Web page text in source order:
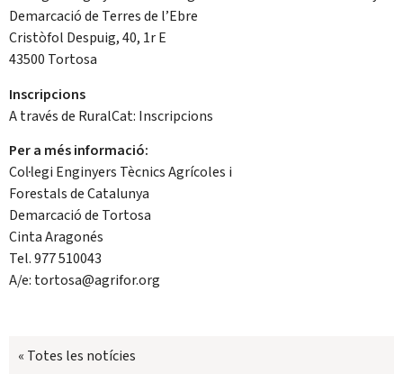
Demarcació de Terres de l’Ebre
Cristòfol Despuig, 40, 1r E
43500 Tortosa
Inscripcions
A través de RuralCat: Inscripcions
Per a més informació:
Col·legi Enginyers Tècnics Agrícoles i
Forestals de Catalunya
Demarcació de Tortosa
Cinta Aragonés
Tel. 977 510043
A/e: tortosa@agrifor.org
« Totes les notícies